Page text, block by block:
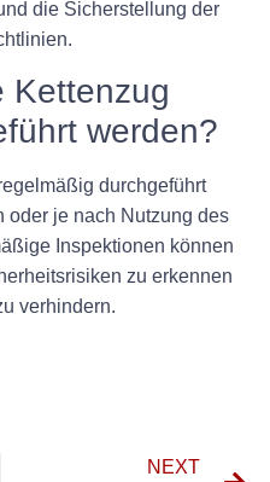
die Sicherstellung der
Kettenzug
werden?
durchgeführt
je nach Nutzung des
Inspektionen können
zu erkennen
verhindern.
NEXT